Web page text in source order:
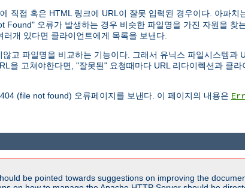
직접 혹은 HTML 링크에 URL이 잘못 입력된 경우이다. 아파치
Found" 오류가 발생하는 경우 비슷한 파일명을 가진 자원을 찾
개 있다면 클라이언트에게 목록을 보낸다.
고 파일명을 비교하는 기능이다. 그래서 유닉스 파일시스템과
을 고쳐야한다면, "잘못된" 요청때마다 URL 리다이렉션과 클
(file not found) 오류페이지를 보낸다. 이 페이지의 내용은
be pointed towards suggestions on improving the